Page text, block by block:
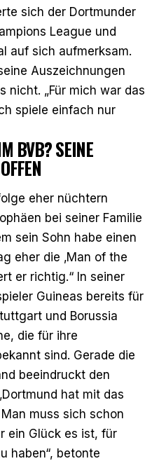
sich der Dortmunder
League und
auf sich aufmerksam.
Auszeichnungen
nicht. „Für mich war das
spiele einfach nur
BVB? SEINE
eher nüchtern
bei seiner Familie
sein Sohn habe einen
eher die ‚Man of the
er richtig.“ In seiner
Guineas bereits für
und Borussia
die für ihre
sind. Gerade die
beeindruckt den
hat mit das
muss sich schon
ein Glück es ist, für
haben“, betonte